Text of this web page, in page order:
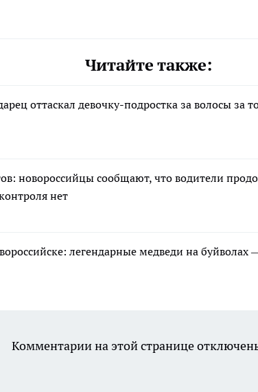
Читайте также:
оттаскал девочку-подростка за волосы за
новороссийцы сообщают, что водители
нет
легендарные медведи на
Комментарии на этой странице